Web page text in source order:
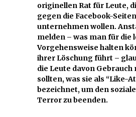
originellen Rat für Leute,
gegen die Facebook-
unternehmen wollen.
melden – was man für die
Vorgehensweise halten
ihrer Löschung führt –
die Leute davon Gebrauch
sollten, was sie als “Like-
bezeichnet, um den
Terror zu beenden.